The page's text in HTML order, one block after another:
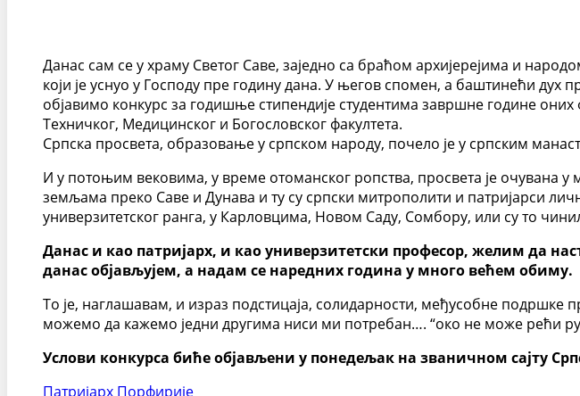
Данас сам се у храму Светог Саве, заједно са браћом архијерејима и
који је уснуо у Господу пре годину дана. У његов спомен, а баштинећи
објавимо конкурс за годишње стипендије студентима завршне године
Техничког, Медицинског и Богословског факултета.
Српска просвета, образовање у српском народу, почело је у српским
И у потоњим вековима, у време отоманског ропства, просвета је очувана
земљама преко Саве и Дунава и ту су српски митрополити и патријарси
универзитетског ранга, у Карловцима, Новом Саду, Сомбору, или су то
Данас и као патријарх, и као универзитетски професор, желим да
данас објављујем, а надам се наредних година у много већем обиму.
То је, наглашавам, и израз подстицаја, солидарности, међусобне подршке
можемо да кажемо једни другима ниси ми потребан…. “око не може рећи
Услови конкурса биће објављени у понедељак на званичном сајту
Патријарх Порфирије